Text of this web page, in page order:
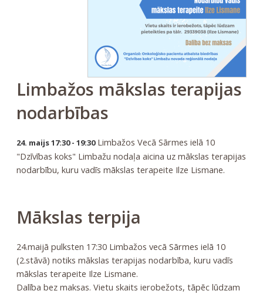
Limbažos mākslas terapijas
nodarbības
24. maijs 17:30 - 19:30Limbažos Vecā Sārmes ielā 10
"Dzīvības koks" Limbažu nodaļa aicina uz mākslas terapijas
nodarbību, kuru vadīs mākslas terapeite Ilze Lismane.
Mākslas terpija
24.maijā pulksten 17:30 Limbažos vecā Sārmes ielā 10
(2.stāvā) notiks mākslas terapijas nodarbība, kuru vadīs
mākslas terapeite Ilze Lismane.
Dalība bez maksas. Vietu skaits ierobežots, tāpēc lūdzam